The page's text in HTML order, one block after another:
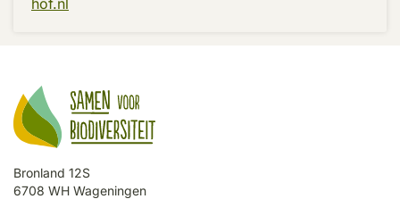
Bronland 12S
6708 WH Wageningen